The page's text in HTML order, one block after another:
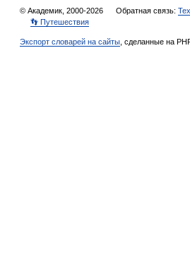
© Академик, 2000-2026 Обратная связь:
👣 Путешествия
Экспорт словарей на сайты , сделанные на